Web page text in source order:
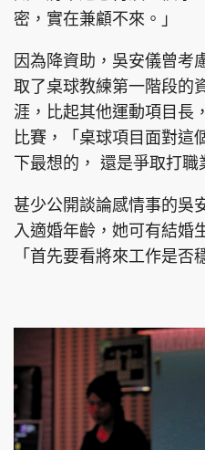
密，實在兼顧不來。」
因為降資助，吳安儀曾考
取了桌球教練第一階段的
涯，比起其他運動項目長
比賽，「桌球項目面對這
下最想的， 還是爭取打職
甚少公開談論感情事的吳
入適婚年齡，她可有結婚
「首先要看將來工作是否